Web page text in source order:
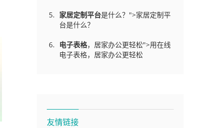
家居定制平台是什么？">家居定制平
台是什么？
电子表格，居家办公更轻松">用在线
电子表格，居家办公更轻松
友情链接